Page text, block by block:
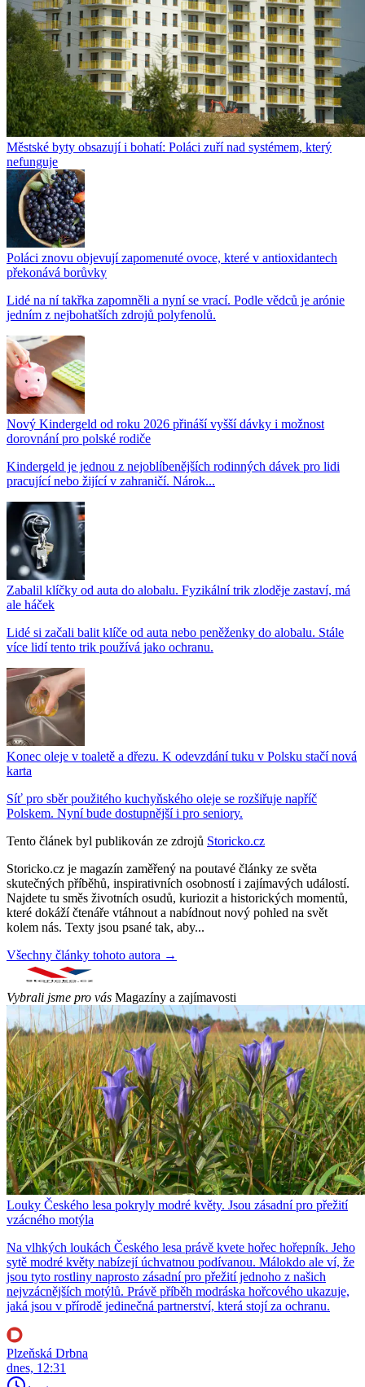
Městské byty obsazují i bohatí: Poláci zuří nad systémem, který
nefunguje
Poláci znovu objevují zapomenuté ovoce, které v antioxidantech
překonává borůvky
Lidé na ní takřka zapomněli a nyní se vrací. Podle vědců je arónie
jedním z nejbohatších zdrojů polyfenolů.
Nový Kindergeld od roku 2026 přináší vyšší dávky i možnost
dorovnání pro polské rodiče
Kindergeld je jednou z nejoblíbenějších rodinných dávek pro lidi
pracující nebo žijící v zahraničí. Nárok...
Zabalil klíčky od auta do alobalu. Fyzikální trik zloděje zastaví, má
ale háček
Lidé si začali balit klíče od auta nebo peněženky do alobalu. Stále
více lidí tento trik používá jako ochranu.
Konec oleje v toaletě a dřezu. K odevzdání tuku v Polsku stačí nová
karta
Síť pro sběr použitého kuchyňského oleje se rozšiřuje napříč
Polskem. Nyní bude dostupnější i pro seniory.
Tento článek byl publikován ze zdrojů Storicko.cz
Storicko.cz je magazín zaměřený na poutavé články ze světa
skutečných příběhů, inspirativních osobností i zajímavých událostí.
Najdete tu směs životních osudů, kuriozit a historických momentů,
které dokáží čtenáře vtáhnout a nabídnout nový pohled na svět
kolem nás. Texty jsou psané tak, aby...
Všechny články tohoto autora →
Vybrali jsme pro vás Magazíny a zajímavosti
Louky Českého lesa pokryly modré květy. Jsou zásadní pro přežití
vzácného motýla
Na vlhkých loukách Českého lesa právě kvete hořec hořepník. Jeho
sytě modré květy nabízejí úchvatnou podívanou. Málokdo ale ví, že
jsou tyto rostliny naprosto zásadní pro přežití jednoho z našich
nejvzácnějších motýlů. Právě příběh modráska hořcového ukazuje,
jaká jsou v přírodě jedinečná partnerství, která stojí za ochranu.
Plzeňská Drbna
dnes, 12:31